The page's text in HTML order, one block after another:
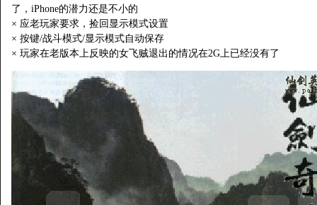
了，iPhone的潜力还是不小的
× 应老玩家要求，捡回显示模式设置
× 按键/战斗模式/显示模式自动保存
× 玩家在老版本上反映的女飞贼退出的情况在2G上已经没有了